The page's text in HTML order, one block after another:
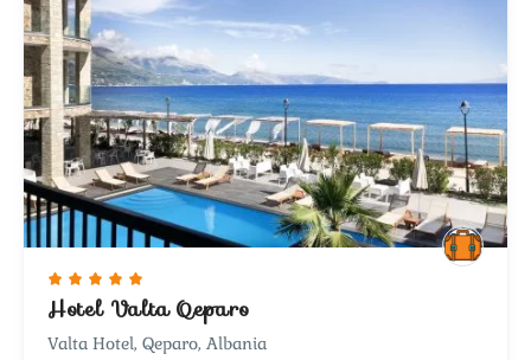
Hotel Valta Qeparo
Valta Hotel, Qeparo, Albania